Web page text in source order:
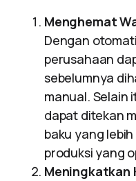
Menghemat
Dengan
perusahaan
sebelumnya
manual. Selain
dapat ditekan
baku yang
produksi yang
Meningkatkan